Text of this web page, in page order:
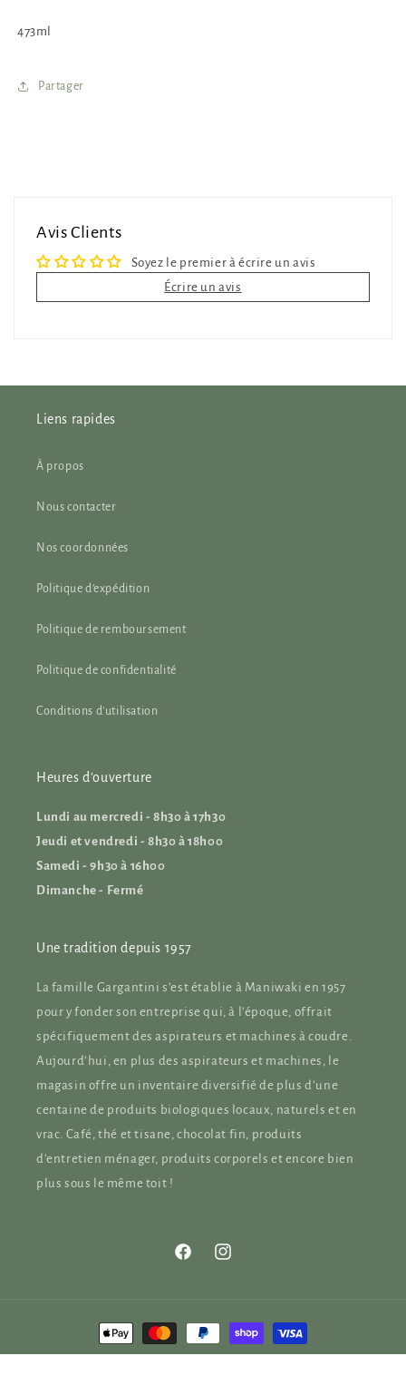
473ml
Partager
Avis Clients
Soyez le premier à écrire un avis
Écrire un avis
Liens rapides
À propos
Nous contacter
Nos coordonnées
Politique d’expédition
Politique de remboursement
Politique de confidentialité
Conditions d'utilisation
Heures d’ouverture
Lundi au mercredi - 8h30 à 17h30
Jeudi et vendredi - 8h30 à 18h00
Samedi - 9h30 à 16h00
Dimanche - Fermé
Une tradition depuis 1957
La famille Gargantini s’est établie à Maniwaki en 1957
pour y fonder son entreprise qui, à l’époque, offrait
spécifiquement des aspirateurs et machines à coudre.
Aujourd’hui, en plus des aspirateurs et machines, le
magasin offre un inventaire diversifié de plus d’une
centaine de produits biologiques locaux, naturels et en
vrac. Café, thé et tisane, chocolat fin, produits
d’entretien ménager, produits corporels et encore bien
plus sous le même toit !
FacebookInstagram
Moyens